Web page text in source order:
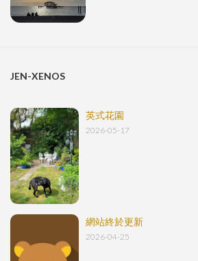
JEN-XENOS
英式花園
2026-05-17
網站終於更新
2026-04-25